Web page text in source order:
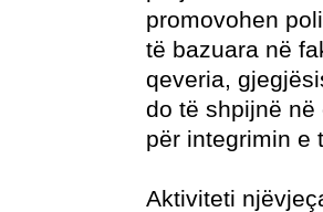
promovohen
të bazuara në
qeveria,
do të shpijnë
për integrimin e
Aktiviteti